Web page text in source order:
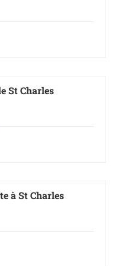
St Charles
à St Charles